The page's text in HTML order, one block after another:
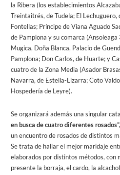
la Ribera (los establecimientos
Treintaitrés, de Tudela; El
Fontellas; Príncipe de Viana Aguado
de Pamplona y su comarca
Mugica, Doña Blanca, Palacio de
Pamplona; Don Carlos, de Huarte; y
cuatro de la Zona Media (Asador
Navarra, de Estella-Lizarra; Coto
Hospedería de Leyre).
Se organizará además una singular
en busca de cuatro diferentes rosados”,
un encuentro de rosados de distintos
Se trata de hallar el mejor maridaje
elaborados por distintos métodos, con
presente la borraja, el cardo, la